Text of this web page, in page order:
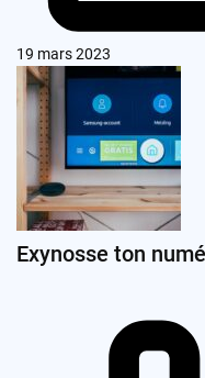
19 mars 2023
Exynosse ton